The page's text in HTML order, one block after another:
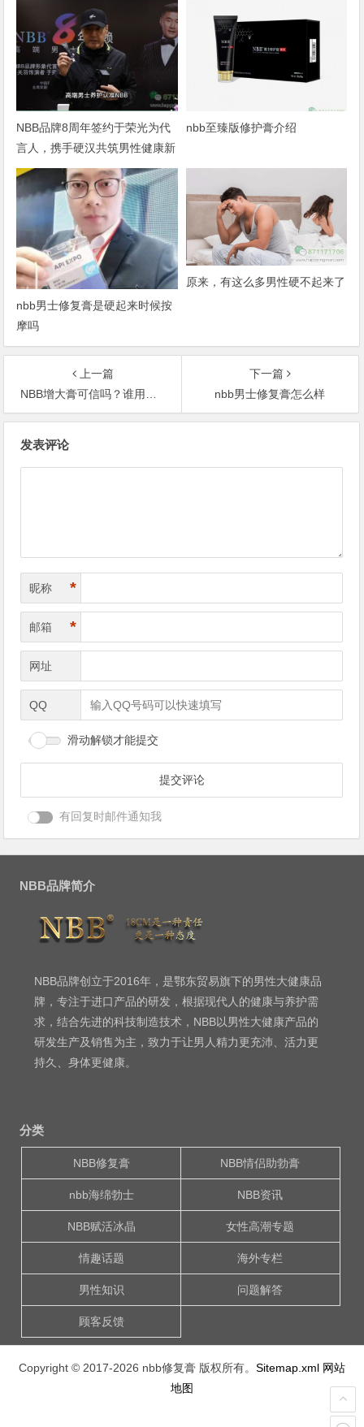
NBB品牌8周年签约于荣光为代
言人，携手硬汉共筑男性健康新
篇章
nbb至臻版修护膏介绍
nbb男士修复膏是硬起来时候按
摩吗
原来，有这么多男性硬不起来了
上一篇
NBB增大膏可信吗？谁用过,效果怎么样?
下一篇
nbb男士修复膏怎么样
发表评论
昵称 *
邮箱 *
网址
QQ
滑动解锁才能提交
有回复时邮件通知我
NBB品牌简介
NBB品牌创立于2016年，是鄂东贸易旗下的男性大健康品
牌，专注于进口产品的研发，根据现代人的健康与养护需
求，结合先进的科技制造技术，NBB以男性大健康产品的
研发生产及销售为主，致力于让男人精力更充沛、活力更
持久、身体更健康。
分类
NBB修复膏 NBB情侣助勃膏
nbb海绵勃士 NBB资讯
NBB赋活冰晶 女性高潮专题
情趣话题 海外专栏
男性知识 问题解答
顾客反馈
Copyright © 2017-2026 nbb修复膏 版权所有。 Sitemap.xml 网站
地图